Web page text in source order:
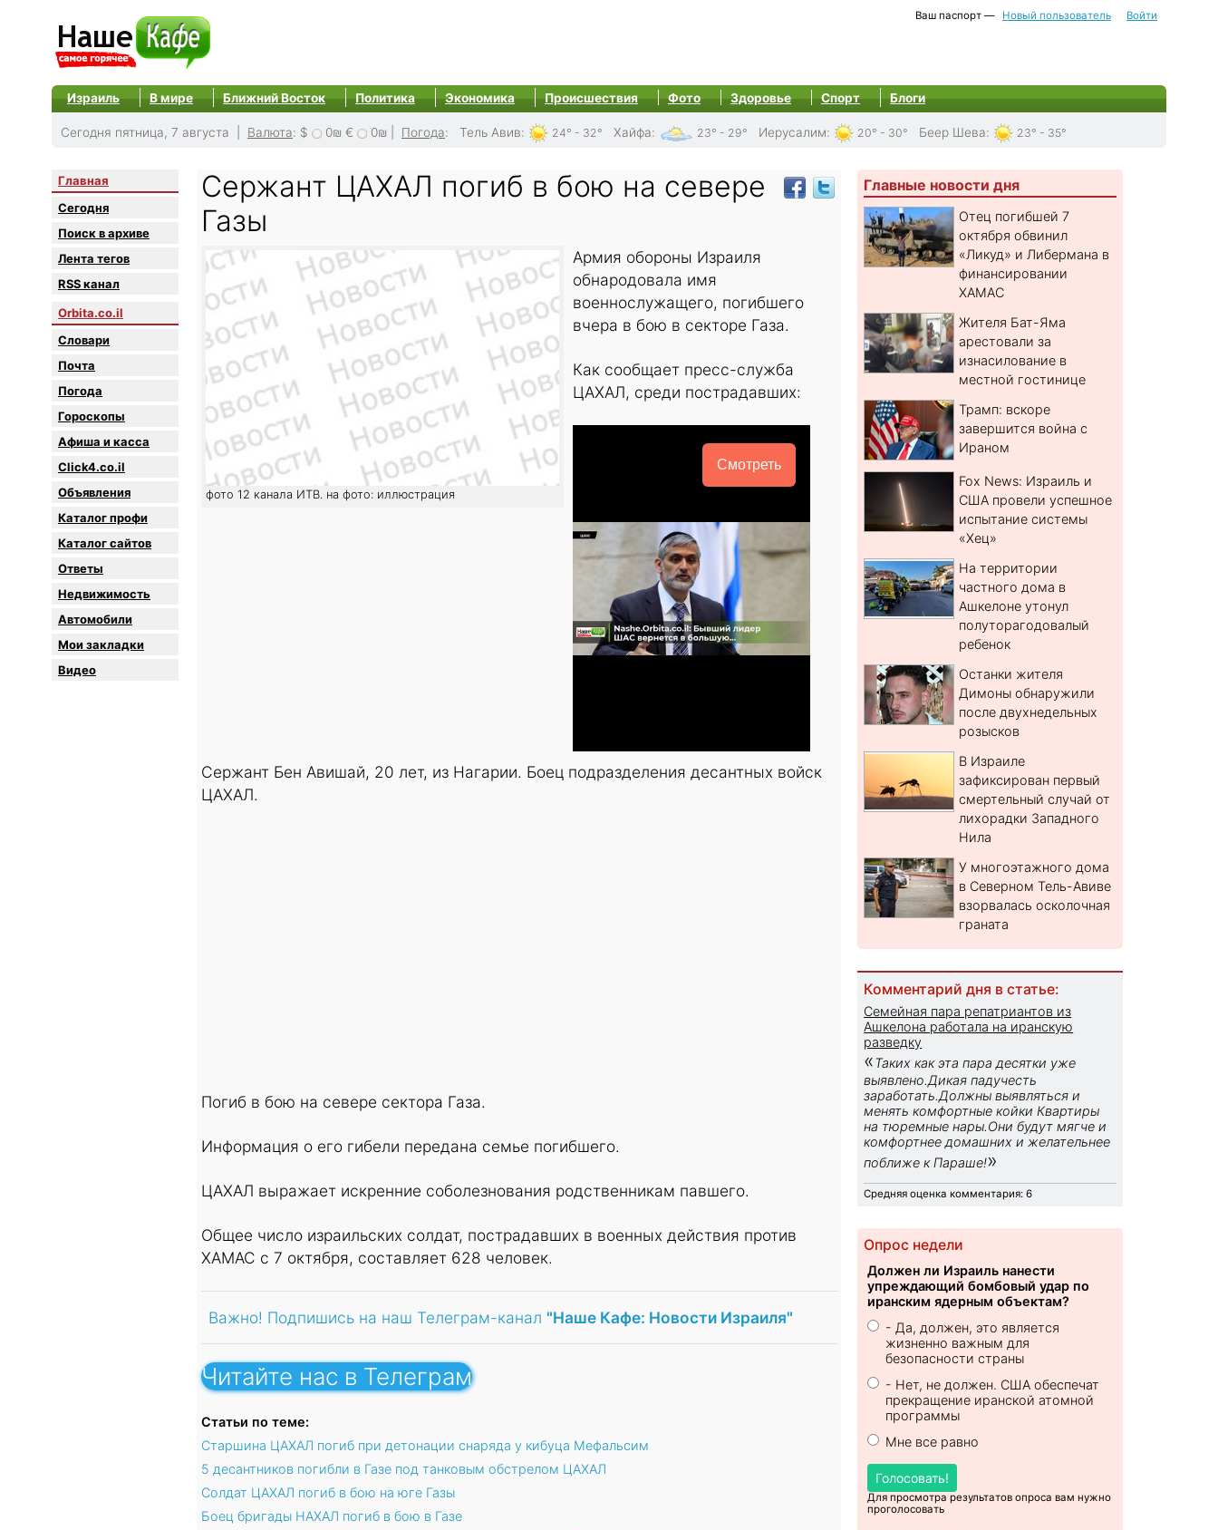
Ваш паспорт — Новый пользователь Войти
Израиль В мире Ближний Восток Политика Экономика Происшествия Фото Здоровье Спорт Блоги
Сегодня пятница, 7 августа | Валюта: $ 0₪ € 0₪ Погода: Тель Авив: 24° - 32° Хайфа: 23° - 29° Иерусалим: 20° - 30° Беер Шева: 23° - 35°
Главная
Сегодня
Поиск в архиве
Лента тегов
RSS канал
Orbita.co.il
Словари
Почта
Погода
Гороскопы
Афиша и касса
Click4.co.il
Объявления
Каталог профи
Каталог сайтов
Oтветы
Недвижимость
Автомобили
Мои закладки
Видео
Сержант ЦАХАЛ погиб в бою на севере
Газы
фото 12 канала ИТВ. на фото: иллюстрация
Армия обороны Израиля
обнародовала имя
военнослужащего, погибшего
вчера в бою в секторе Газа.
Как сообщает пресс-служба
ЦАХАЛ, среди пострадавших:
Смотреть
Сержант Бен Авишай, 20 лет, из Нагарии. Боец подразделения десантных войск
ЦАХАЛ.
Погиб в бою на севере сектора Газа.
Информация о его гибели передана семье погибшего.
ЦАХАЛ выражает искренние соболезнования родственникам павшего.
Общее число израильских солдат, пострадавших в военных действия против
ХАМАС с 7 октября, составляет 628 человек.
Важно! Подпишись на наш Телеграм-канал "Наше Кафе: Новости Израиля"
Читайте нас в Телеграм
Статьи по теме:
Старшина ЦАХАЛ погиб при детонации снаряда у кибуца Мефальсим
5 десантников погибли в Газе под танковым обстрелом ЦАХАЛ
Солдат ЦАХАЛ погиб в бою на юге Газы
Боец бригады НАХАЛ погиб в бою в Газе
Главные новости дня
Отец погибшей 7
октября обвинил
«Ликуд» и Либермана в
финансировании
ХАМАС
Жителя Бат-Яма
арестовали за
изнасилование в
местной гостинице
Трамп: вскоре
завершится война с
Ираном
Fox News: Израиль и
США провели успешное
испытание системы
«Хец»
На территории
частного дома в
Ашкелоне утонул
полуторагодовалый
ребенок
Останки жителя
Димоны обнаружили
после двухнедельных
розысков
В Израиле
зафиксирован первый
смертельный случай от
лихорадки Западного
Нила
У многоэтажного дома
в Северном Тель-Авиве
взорвалась осколочная
граната
Комментарий дня в статье:
Семейная пара репатриантов из
Ашкелона работала на иранскую
разведку
«Таких как эта пара десятки уже
выявлено.Дикая падучесть
заработать.Должны выявляться и
менять комфортные койки Квартиры
на тюремные нары.Они будут мягче и
комфортнее домашних и желательнее
поближе к Параше!»
Средняя оценка комментария: 6
Опрос недели
Должен ли Израиль нанести
упреждающий бомбовый удар по
иранским ядерным объектам?
- Да, должен, это является
жизненно важным для
безопасности страны
- Нет, не должен. США обеспечат
прекращение иранской атомной
программы
Мне все равно
Голосовать!
Для просмотра результатов опроса вам нужно
проголосовать